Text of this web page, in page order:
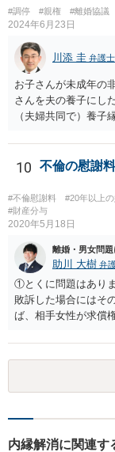
たり、長期化した場
悪排除額ベースの成
いように思っていま
払う報酬額はあまり
ても損にはならない
場合の相場は税抜2
やしているのであれ
士にとっては割りの
#調停 #親権 #離婚協議
2024年6月23日
川添 圭 弁護士
お子さんが未成年の
さんを夫の養子にし
（夫婦共同で）養子
母と子の間が非嫡出
と説明されています
わる調停及び審判（
点について明確な判
条6項）においては
が養子縁組した場合
最高裁判例があり、
場面でも同様である
10 不倫の慰謝
#不倫慰謝料 #20年以上
#財産分与
2020年5月18日
離婚・男女問
助川 大樹 弁
①とくに問題はあり
敗訴した場合にはそ
ば、相手女性が求償
能性もあるでしょう
す。 ④- ⑤それには
づいて事実を認定す
と整えての訴訟提起
います。具体的な事
内縁解消に関連す